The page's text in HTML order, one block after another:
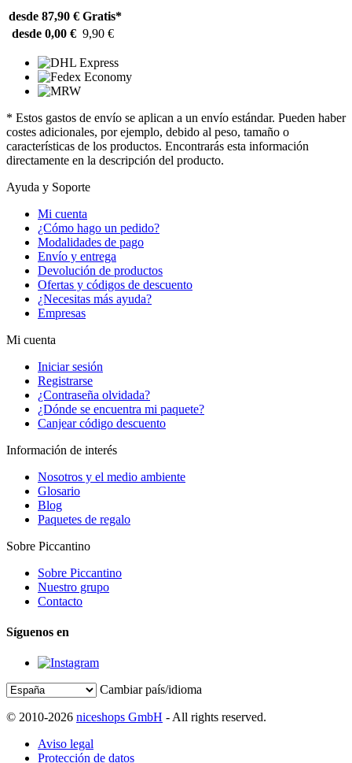
desde 87,90 € Gratis*
desde 0,00 € 9,90 €
* Estos gastos de envío se aplican a un envío estándar. Pueden haber
costes adicionales, por ejemplo, debido al peso, tamaño o
características de los productos. Encontrarás esta información
directamente en la descripción del producto.
Ayuda y Soporte
Mi cuenta
¿Cómo hago un pedido?
Modalidades de pago
Envío y entrega
Devolución de productos
Ofertas y códigos de descuento
¿Necesitas más ayuda?
Empresas
Mi cuenta
Iniciar sesión
Registrarse
¿Contraseña olvidada?
¿Dónde se encuentra mi paquete?
Canjear código descuento
Información de interés
Nosotros y el medio ambiente
Glosario
Blog
Paquetes de regalo
Sobre Piccantino
Sobre Piccantino
Nuestro grupo
Contacto
Síguenos en
Cambiar país/idioma
© 2010-2026 niceshops GmbH - All rights reserved.
Aviso legal
Protección de datos